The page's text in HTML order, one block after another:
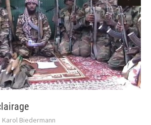
Karol Biedermann